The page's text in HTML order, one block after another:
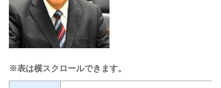
※表は横スクロールできます。